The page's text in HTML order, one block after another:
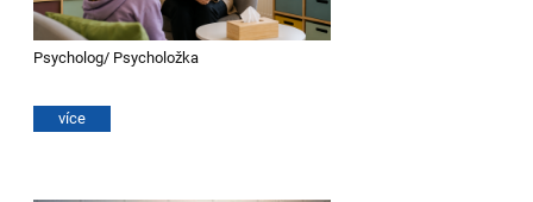
Psycholog/ Psycholožka
více